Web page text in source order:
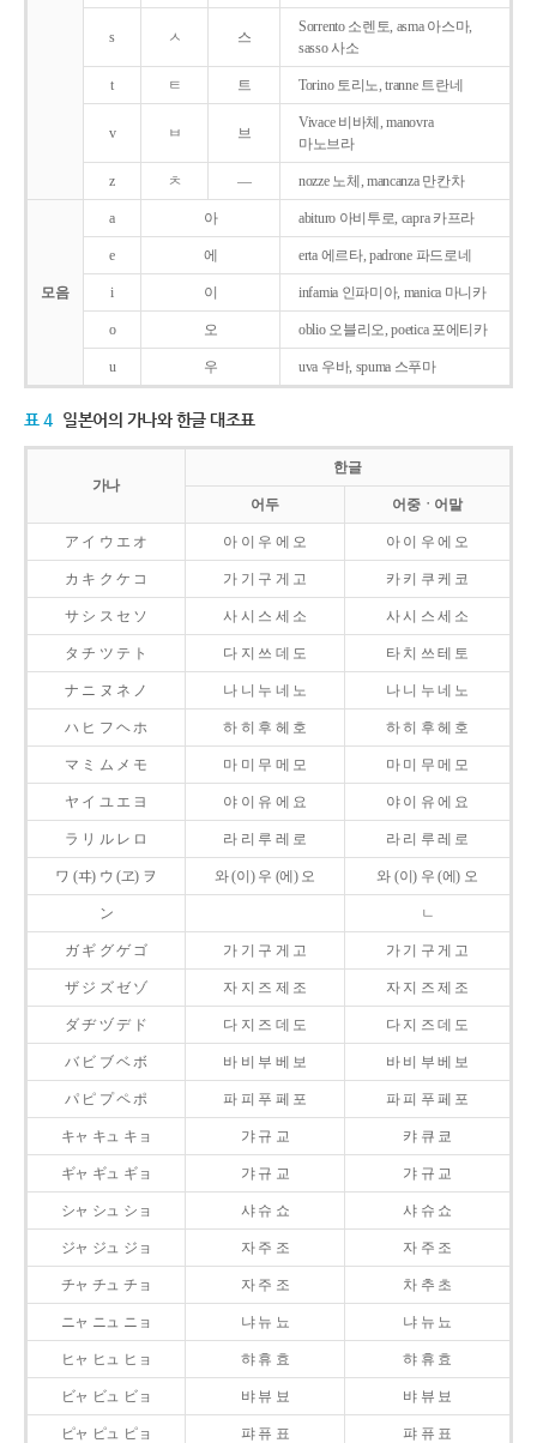
s ㅅ 스
Sorrento 소렌토, asma 아스마,
sasso 사소
t ㅌ 트 Torino 토리노, tranne 트란네
v ㅂ 브
Vivace 비바체, manovra
마노브라
z ㅊ ― nozze 노체, mancanza 만칸차
모음
a 아 abituro 아비투로, capra 카프라
e 에 erta 에르타, padrone 파드로네
i 이 infamia 인파미아, manica 마니카
o 오 oblio 오블리오, poetica 포에티카
u 우 uva 우바, spuma 스푸마
표 4 일본어의 가나와 한글 대조표
가나
한글
어두 어중ㆍ어말
ア イ ウ エ オ 아 이 우 에 오 아 이 우 에 오
カ キ ク ケ コ 가 기 구 게 고 카 키 쿠 케 코
サ シ ス セ ソ 사 시 스 세 소 사 시 스 세 소
タ チ ツ テ ト 다 지 쓰 데 도 타 치 쓰 테 토
ナ ニ ヌ ネ ノ 나 니 누 네 노 나 니 누 네 노
ハ ヒ フ ヘ ホ 하 히 후 헤 호 하 히 후 헤 호
マ ミ ム メ モ 마 미 무 메 모 마 미 무 메 모
ヤ イ ユ エ ヨ 야 이 유 에 요 야 이 유 에 요
ラ リ ル レ ロ 라 리 루 레 로 라 리 루 레 로
ワ (ヰ) ウ (ヱ) ヲ 와 (이) 우 (에) 오 와 (이) 우 (에) 오
ン ㄴ
ガ ギ グ ゲ ゴ 가 기 구 게 고 가 기 구 게 고
ザ ジ ズ ゼ ゾ 자 지 즈 제 조 자 지 즈 제 조
ダ ヂ ヅ デ ド 다 지 즈 데 도 다 지 즈 데 도
バ ビ ブ ベ ボ 바 비 부 베 보 바 비 부 베 보
パ ピ プ ペ ポ 파 피 푸 페 포 파 피 푸 페 포
キャ キュ キョ 갸 규 교 캬 큐 쿄
ギャ ギュ ギョ 갸 규 교 갸 규 교
シャ シュ ショ 샤 슈 쇼 샤 슈 쇼
ジャ ジュ ジョ 자 주 조 자 주 조
チャ チュ チョ 자 주 조 차 추 초
ニャ ニュ ニョ 냐 뉴 뇨 냐 뉴 뇨
ヒャ ヒュ ヒョ 햐 휴 효 햐 휴 효
ビャ ビュ ビョ 뱌 뷰 뵤 뱌 뷰 뵤
ピャ ピュ ピョ 퍄 퓨 표 퍄 퓨 표